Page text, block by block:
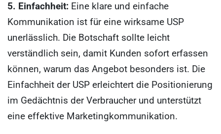
5. Einfachheit: Eine klare und einfache
Kommunikation ist für eine wirksame USP
unerlässlich. Die Botschaft sollte leicht
verständlich sein, damit Kunden sofort erfassen
können, warum das Angebot besonders ist. Die
Einfachheit der USP erleichtert die Positionierung
im Gedächtnis der Verbraucher und unterstützt
eine effektive Marketingkommunikation.